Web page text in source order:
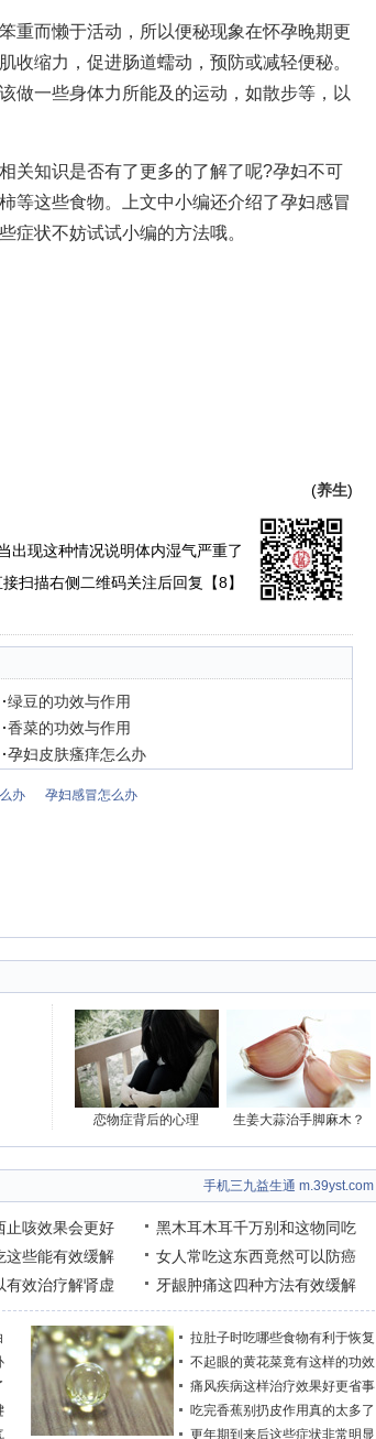
而懒于活动，所以便秘现象在怀孕晚期更
收缩力，促进肠道蠕动，预防或减轻便秘。
做一些身体力所能及的运动，如散步等，以
关知识是否有了更多的了解了呢?孕妇不可
等这些食物。上文中小编还介绍了孕妇感冒
症状不妨试试小编的方法哦。
(养生)
出现这种情况说明体内湿气严重了
扫描右侧二维码关注后回复【8】
·绿豆的功效与作用
·香菜的功效与作用
·孕妇皮肤瘙痒怎么办
办 孕妇感冒怎么办
恋物症背后的心理 生姜大蒜治手脚麻木？
手机三九益生通 m.39yst.com
止咳效果会更好
这些能有效缓解
有效治疗解肾虚
黑木耳木耳千万别和这物同吃
女人常吃这东西竟然可以防癌
牙龈肿痛这四种方法有效缓解
拉肚子时吃哪些食物有利于恢复
不起眼的黄花菜竟有这样的功效
痛风疾病这样治疗效果好更省事
吃完香蕉别扔皮作用真的太多了
更年期到来后这些症状非常明显